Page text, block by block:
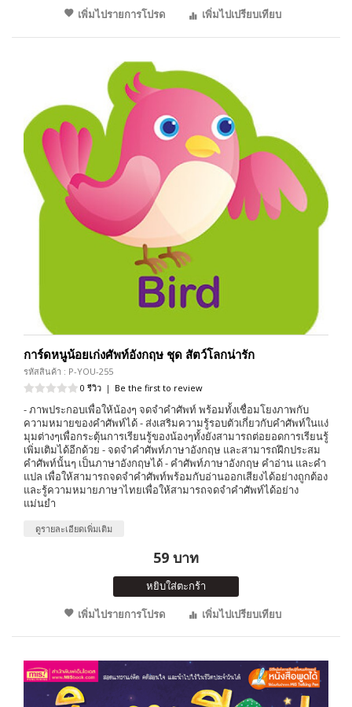
เพิ่มไปรายการโปรด
เพิ่มไปเปรียบเทียบ
การ์ดหนูน้อยเก่งศัพท์อังกฤษ ชุด สัตว์โลกน่ารัก
รหัสสินค้า : P-YOU-255
0 รีวิว | Be the first to review
- ภาพประกอบเพื่อให้น้องๆ จดจำคำศัพท์ พร้อมทั้งเชื่อมโยงภาพกับ
ความหมายของคำศัพท์ได้ - ส่งเสริมความรู้รอบตัวเกี่ยวกับคำศัพท์ในแง่
มุมต่างๆเพื่อกระตุ้นการเรียนรู้ของน้องๆทั้งยังสามารถต่อยอดการเรียนรู้
เพิ่มเติมได้อีกด้วย - จดจำคำศัพท์ภาษาอังกฤษ และสามารถฝึกประสม
คำศัพท์นั้นๆ เป็นภาษาอังกฤษได้ - คำศัพท์ภาษาอังกฤษ คำอ่าน และคำ
แปล เพื่อให้สามารถจดจำคำศัพท์พร้อมกับอ่านออกเสียงได้อย่างถูกต้อง
และรู้ความหมายภาษาไทยเพื่อให้สามารถจดจำคำศัพท์ได้อย่าง
แม่นยำ
ดูรายละเอียดเพิ่มเติม
59 บาท
หยิบใส่ตะกร้า
เพิ่มไปรายการโปรด
เพิ่มไปเปรียบเทียบ